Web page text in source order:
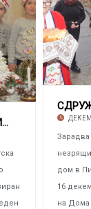
дом в
16
на Дома
В ДЕТСКА ГРАДИНА „ПЕКА И КАРЛО ЧОКОНЯНИ“ Кол